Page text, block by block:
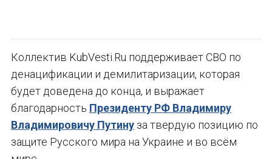
Коллектив KubVesti.Ru поддерживает СВО по
денацификации и демилитаризации, которая
будет доведена до конца, и выражает
благодарность Президенту РФ Владимиру
Владимировичу Путину за твердую позицию по
защите Русского мира на Украине и во всём